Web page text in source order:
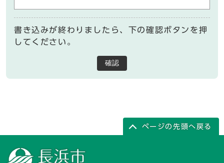
書き込みが終わりましたら、下の確認ボタンを押
してください。
確認
ページの先頭へ戻る